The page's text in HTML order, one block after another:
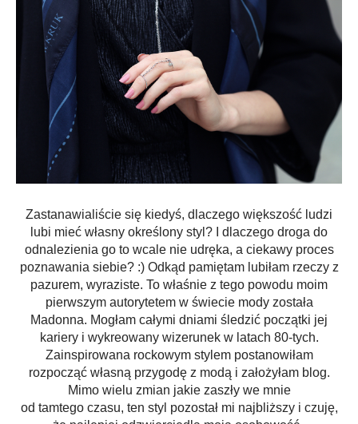
Zastanawialiście się kiedyś, dlaczego większość ludzi
lubi mieć własny określony styl? I dlaczego droga do
odnalezienia go to wcale nie udręka, a ciekawy proces
poznawania siebie? :) Odkąd pamiętam lubiłam rzeczy z
pazurem, wyraziste. To właśnie z tego powodu moim
pierwszym autorytetem w świecie mody została
Madonna. Mogłam całymi dniami śledzić początki jej
kariery i wykreowany wizerunek w latach 80-tych.
Zainspirowana rockowym stylem postanowiłam
rozpocząć własną przygodę z modą i założyłam blog.
Mimo wielu zmian jakie zaszły we mnie
od tamtego czasu, ten styl pozostał mi najbliższy i czuję,